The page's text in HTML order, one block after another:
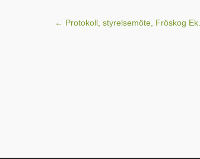
Post navigation
← Protokoll, styrelsemöte, Fröskog